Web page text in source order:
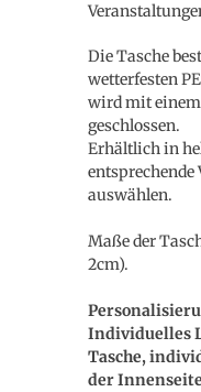
Die Tasche
wetterfesten
wird mit
geschlossen.
Erhältlich in
entsprechende
auswählen.
Maße der
2cm).
Individuelles
Tasche,
der